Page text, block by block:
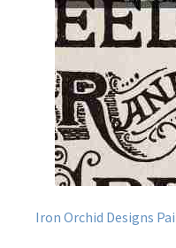
Iron Orchid Designs